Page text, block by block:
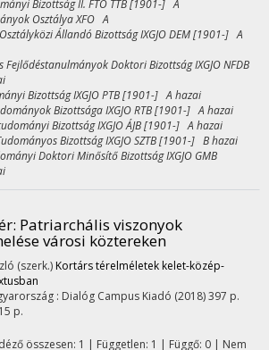
Bizottság II. FTO TTB [1901-] A
Osztálya XFO A
Állandó Bizottság IXGJO DEM [1901-] A
Fejlődéstanulmányok Doktori Bizottság IXGJO NFDB
Bizottság IXGJO PTB [1901-] A hazai
Bizottsága IXGJO RTB [1901-] A hazai
Bizottság IXGJO ÁJB [1901-] A hazai
Bizottság IXGJO SZTB [1901-] B hazai
Doktori Minősítő Bizottság IXGJO GMB
Patriarchális viszonyok
városi köztereken
(szerk.) Kortárs térelméletek kelet-közép-
: Dialóg Campus Kiadó (2018)397 p.
p.
összesen: 1 | Független: 1 | Függő: 0 | Nem